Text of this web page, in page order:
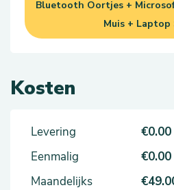
Bluetooth Oortjes +
Muis + Laptop
Kosten
Levering
€0.00
Eenmalig
€0.00
Maandelijks